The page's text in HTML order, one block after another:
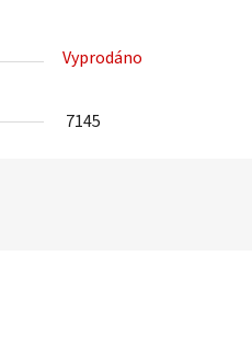
Vyprodáno
7145